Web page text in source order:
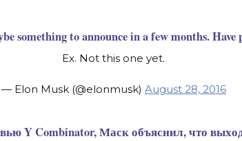
something to announce in a few months.
Ex. Not this one yet.
— Elon Musk (@elonmusk) August 28, 2016
Y Combinator, Маск объяснил, что